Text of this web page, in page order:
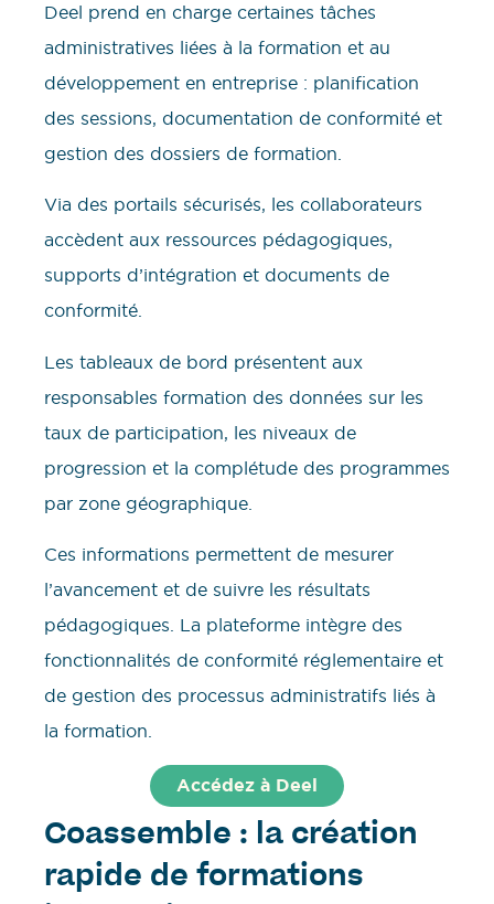
Deel prend en charge certaines tâches
administratives liées à la formation et au
développement en entreprise : planification
des sessions, documentation de conformité et
gestion des dossiers de formation.
Via des portails sécurisés, les collaborateurs
accèdent aux ressources pédagogiques,
supports d’intégration et documents de
conformité.
Les tableaux de bord présentent aux
responsables formation des données sur les
taux de participation, les niveaux de
progression et la complétude des programmes
par zone géographique.
Ces informations permettent de mesurer
l’avancement et de suivre les résultats
pédagogiques. La plateforme intègre des
fonctionnalités de conformité réglementaire et
de gestion des processus administratifs liés à
la formation.
Accédez à Deel
Coassemble : la création
rapide de formations